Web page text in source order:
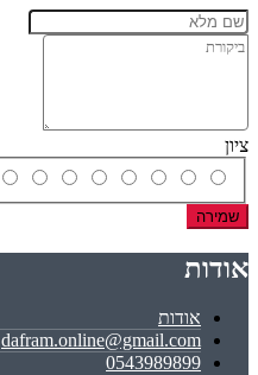
ציון
שמירה
אודות
אודות
dafram.online@gmail.com
0543989899